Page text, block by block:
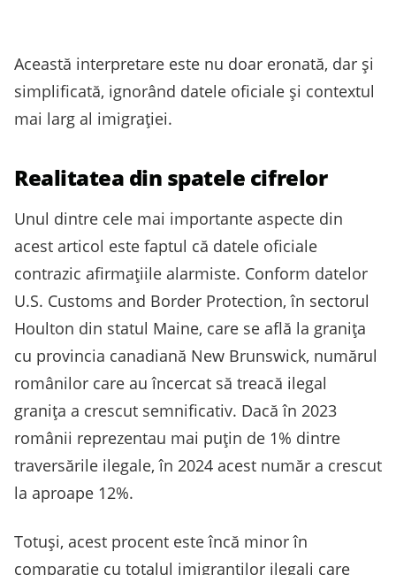
Această interpretare este nu doar eronată, dar și
simplificată, ignorând datele oficiale și contextul
mai larg al imigrației.
Realitatea din spatele cifrelor
Unul dintre cele mai importante aspecte din
acest articol este faptul că datele oficiale
contrazic afirmațiile alarmiste. Conform datelor
U.S. Customs and Border Protection, în sectorul
Houlton din statul Maine, care se află la granița
cu provincia canadiană New Brunswick, numărul
românilor care au încercat să treacă ilegal
granița a crescut semnificativ. Dacă în 2023
românii reprezentau mai puțin de 1% dintre
traversările ilegale, în 2024 acest număr a crescut
la aproape 12%.
Totuși, acest procent este încă minor în
comparație cu totalul imigranților ilegali care